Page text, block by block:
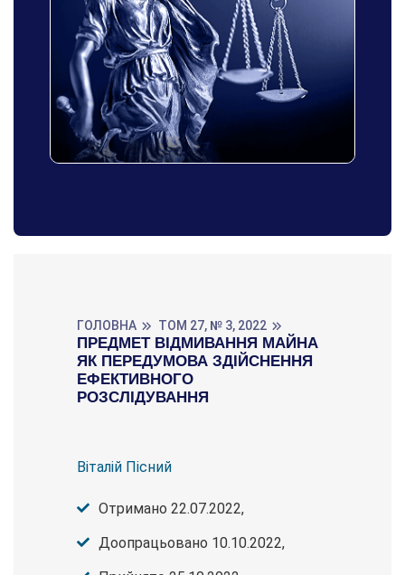
ГОЛОВНА ТОМ 27, № 3, 2022
ПРЕДМЕТ ВІДМИВАННЯ МАЙНА
ЯК ПЕРЕДУМОВА ЗДІЙСНЕННЯ
ЕФЕКТИВНОГО
РОЗСЛІДУВАННЯ
Віталій Пісний
Отримано 22.07.2022,
Доопрацьовано 10.10.2022,